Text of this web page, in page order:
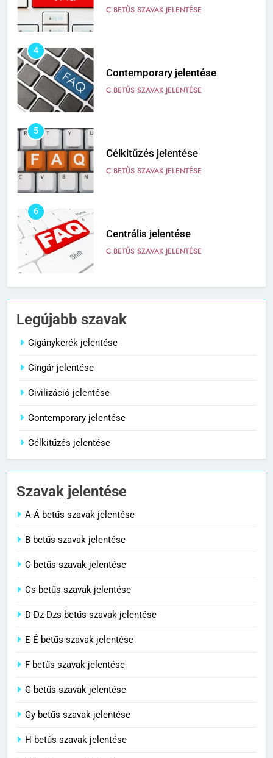
C BETŰS SZAVAK JELENTÉSE
4
Contemporary jelentése
C BETŰS SZAVAK JELENTÉSE
5
Célkitűzés jelentése
C BETŰS SZAVAK JELENTÉSE
6
Centrális jelentése
C BETŰS SZAVAK JELENTÉSE
7
Céltudatos jelentése
8
Centenárium jelentése
1
Cigánykerék jelentése
C BETŰS SZAVAK JELENTÉSE
C BETŰS SZAVAK JELENTÉSE
3
4
Contemporary jelentése
Legújabb szavak
Cigánykerék jelentése
Cingár jelentése
Civilizáció jelentése
Contemporary jelentése
Célkitűzés jelentése
Szavak jelentése
A-Á betűs szavak jelentése
B betűs szavak jelentése
C betűs szavak jelentése
Cs betűs szavak jelentése
D-Dz-Dzs betűs szavak jelentése
E-É betűs szavak jelentése
F betűs szavak jelentése
G betűs szavak jelentése
Gy betűs szavak jelentése
H betűs szavak jelentése